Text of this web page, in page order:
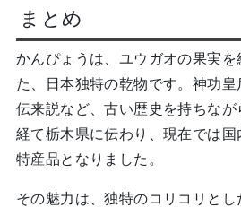
まとめ
かんぴょうは、ユウガオの果実
た、日本独特の乾物です。神功
伝来説など、古い歴史を持ちな
経て栃木県に伝わり、現在では
特産品となりました。
その魅力は、独特のコリコリと